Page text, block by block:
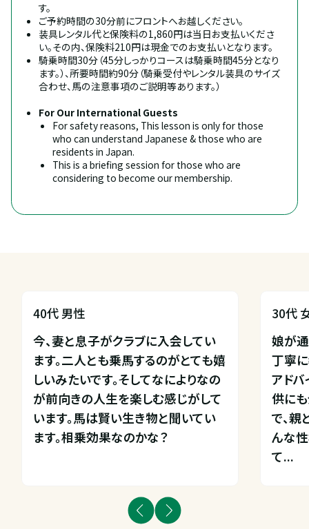
す。
ご予約時間の30分前にフロントへお越しください。
装具レンタル代と保険料の1,860円は当日お支払いくださ
い。その内、保険料210円は現金でのお支払いとなります。
騎乗時間30分（45分しっかりコースは騎乗時間45分となり
ます。）、所要時間約90分（騎乗受付やレンタル装具のサイズ
合わせ、馬の注意事項のご説明等あります。）
For Our International Guests
For safety reasons, This lesson is only for those
who can understand Japanese & those who are
residents in Japan.
This is a briefing session for those who are
considering to become our membership.
40代 男性
今、妻と息子がクラブに入会してい
ます。二人とも乗馬するのがとても嬉
しいみたいです。そしてなによりなの
が前向きの人生を楽しむ感じがして
います。馬は賢い生き物と聞いてい
ます。相乗効果なのかな？
30代
娘が
丁寧
アド
供に
で、親
んな
て...